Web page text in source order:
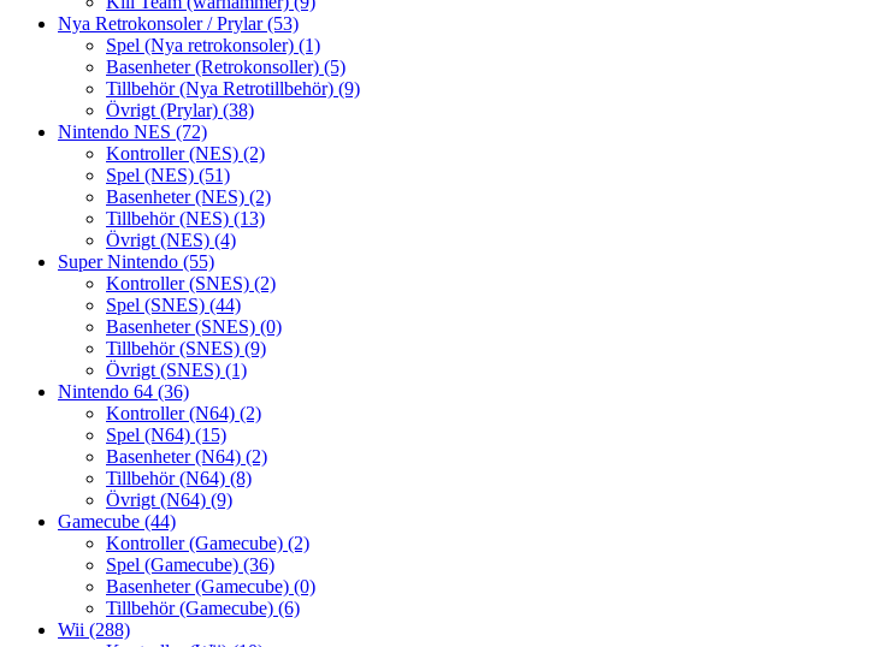
Nya Retrokonsoler / Prylar(53)
Spel (Nya retrokonsoler) (1)
Basenheter (Retrokonsoller) (5)
Tillbehör (Nya Retrotillbehör) (9)
Övrigt (Prylar) (38)
Nintendo NES (72)
Kontroller (NES) (2)
Spel (NES) (51)
Basenheter (NES) (2)
Tillbehör (NES) (13)
Övrigt (NES) (4)
Super Nintendo (55)
Kontroller (SNES) (2)
Spel (SNES) (44)
Basenheter (SNES) (0)
Tillbehör (SNES) (9)
Övrigt (SNES) (1)
Nintendo 64 (36)
Kontroller (N64) (2)
Spel (N64) (15)
Basenheter (N64) (2)
Tillbehör (N64) (8)
Övrigt (N64) (9)
Gamecube (44)
Kontroller (Gamecube) (2)
Spel (Gamecube) (36)
Basenheter (Gamecube) (0)
Tillbehör (Gamecube) (6)
Wii (288)